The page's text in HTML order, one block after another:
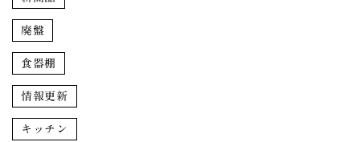
廃盤
食器棚
情報更新
キッチン